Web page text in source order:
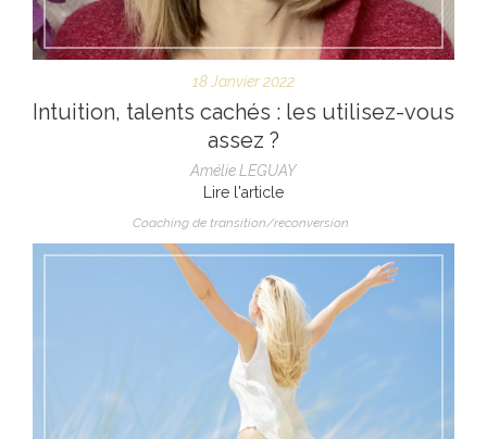
18 Janvier 2022
Intuition, talents cachés : les utilisez-vous
assez ?
Amélie LEGUAY
Lire l'article
Coaching de transition/reconversion